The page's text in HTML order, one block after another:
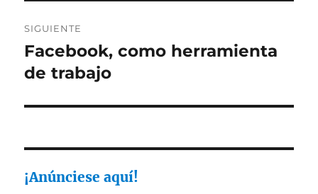
SIGUIENTE
Entrada
siguiente:
Facebook, como herramienta
de trabajo
¡Anúnciese aquí!